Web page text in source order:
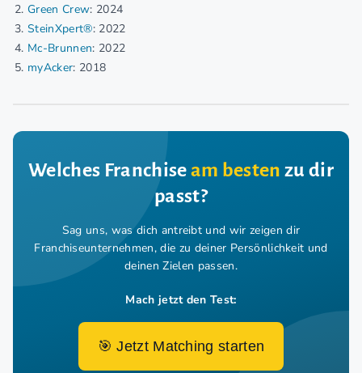
Green Crew: 2024
SteinXpert®: 2022
Mc-Brunnen: 2022
myAcker: 2018
Welches Franchiseam besten zu dir
passt?
Sag uns, was dich antreibt und wir zeigen dir
Franchiseunternehmen, die zu deiner Persönlichkeit und
deinen Zielen passen.
Mach jetzt den Test:
🎯 Jetzt Matching starten